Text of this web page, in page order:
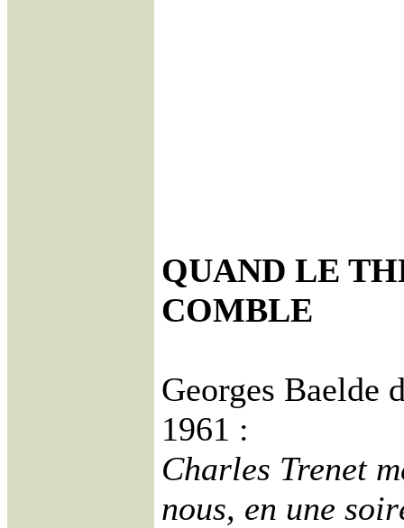
QUAND LE
COMBLE
Georges Baelde
1961 :
Charles Trenet
nous, en une